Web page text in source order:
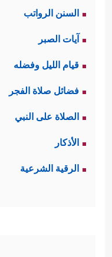
السنن الرواتب
آيات الصبر
قيام الليل وفضله
فضائل صلاة الفجر
الصلاة على النبي
الأذكار
الرقية الشرعية